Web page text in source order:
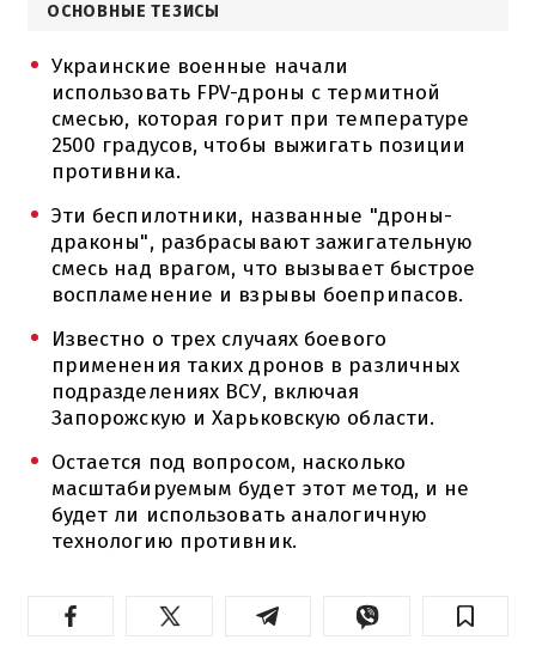
ОСНОВНЫЕ ТЕЗИСЫ
Украинские военные начали
использовать FPV-дроны с термитной
смесью, которая горит при температуре
2500 градусов, чтобы выжигать позиции
противника.
Эти беспилотники, названные "дроны-
драконы", разбрасывают зажигательную
смесь над врагом, что вызывает быстрое
воспламенение и взрывы боеприпасов.
Известно о трех случаях боевого
применения таких дронов в различных
подразделениях ВСУ, включая
Запорожскую и Харьковскую области.
Остается под вопросом, насколько
масштабируемым будет этот метод, и не
будет ли использовать аналогичную
технологию противник.